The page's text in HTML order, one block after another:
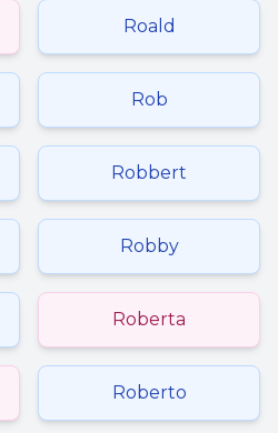
Roald
Rob
Robbert
Robby
Roberta
Roberto